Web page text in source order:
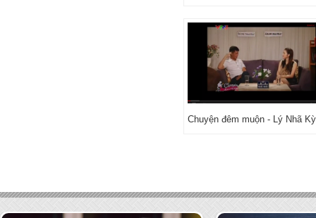
Chuyện đêm muộn - Lý Nhã Kỳ